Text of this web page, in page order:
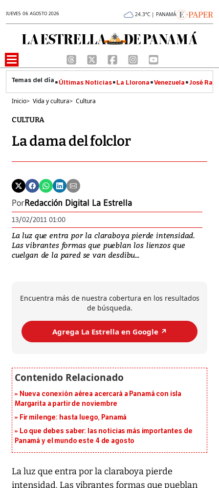
JUEVES 06 AGOSTO 2026 24.3°C | PANAMÁ
Últimas Noticias La Llorona Venezuela José
Inicio> Vida y cultura> Cultura
CULTURA
La dama del folclor
PorRedacción Digital La Estrella
13/02/2011 01:00
La luz que entra por la claraboya pierde intensidad.
Las vibrantes formas que pueblan los lienzos que
cuelgan de la pared se van desdibu...
Encuentra más de nuestra cobertura en los resultados
de búsqueda.
Agrega La Estrella en Google ↗️
Nueva conexión aérea acercará a Panamá con isla
Margarita a partir de noviembre
Fir milenge: hasta luego, Panamá
Lo que debes saber: las noticias más importantes de
Panamá y el mundo este 4 de agosto
La luz que entra por la claraboya pierde
intensidad. Las vibrantes formas que pueblan